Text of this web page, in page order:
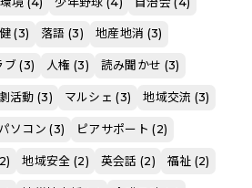
(3) 落語 (3) 地産地消 (3)
ブ (3) 人権 (3) 読み聞かせ (3)
活動 (3) マルシェ (3) 地域交流 (3)
パソコン (3) ピアサポート (2)
地域安全 (2) 英会話 (2) 福祉 (2)